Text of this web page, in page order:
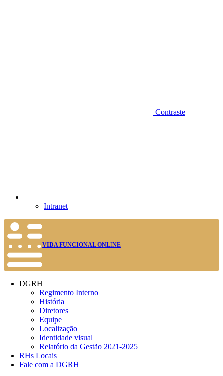
Contraste
Intranet
VIDA FUNCIONAL ONLINE
DGRH
Regimento Interno
História
Diretores
Equipe
Localização
Identidade visual
Relatório da Gestão 2021-2025
RHs Locais
Fale com a DGRH